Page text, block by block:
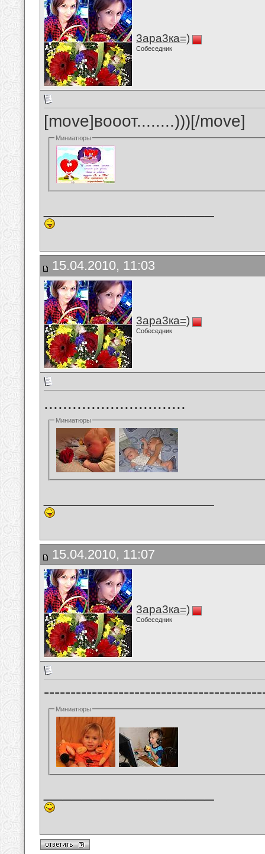
3ара3ка=)
Собеседник
[move]вооот........)))[/move]
Миниатюры
15.04.2010, 11:03
3ара3ка=)
Собеседник
..............................
Миниатюры
15.04.2010, 11:07
3ара3ка=)
Собеседник
Миниатюры